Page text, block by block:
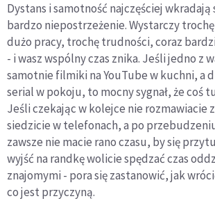
Dystans i samotność najczęściej wkradają
bardzo niepostrzeżenie. Wystarczy
dużo pracy, trochę trudności, coraz
- i wasz wspólny czas znika. Jeśli jedno z
samotnie filmiki na YouTube w kuchni, a
serial w pokoju, to mocny sygnał, że coś
Jeśli czekając w kolejce nie rozmawiacie
siedzicie w telefonach, a po
zawsze nie macie rano czasu, by się
wyjść na randkę wolicie spędzać czas
znajomymi - pora się zastanowić, jak
co jest przyczyną.